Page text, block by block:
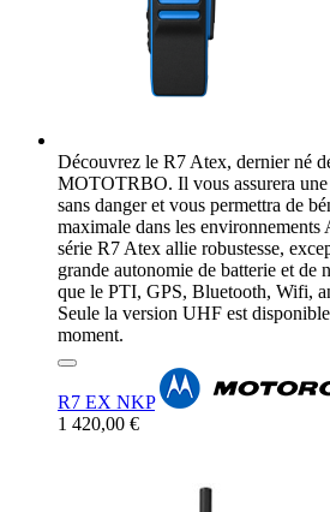
Découvrez le R7 Atex, dernier né
MOTOTRBO. Il vous assurera
sans danger et vous permettra de
maximale dans les
série R7 Atex allie robustesse,
grande autonomie de batterie et de
que le PTI, GPS, Bluetooth, Wifi,
Seule la version UHF est
moment.
R7 EX NKP
1 420,00 €